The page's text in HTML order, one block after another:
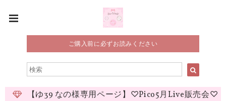
ご購入前に必ずお読みください
【ゆ39 なの様専用ページ】♡Pico5月Live販売会♡